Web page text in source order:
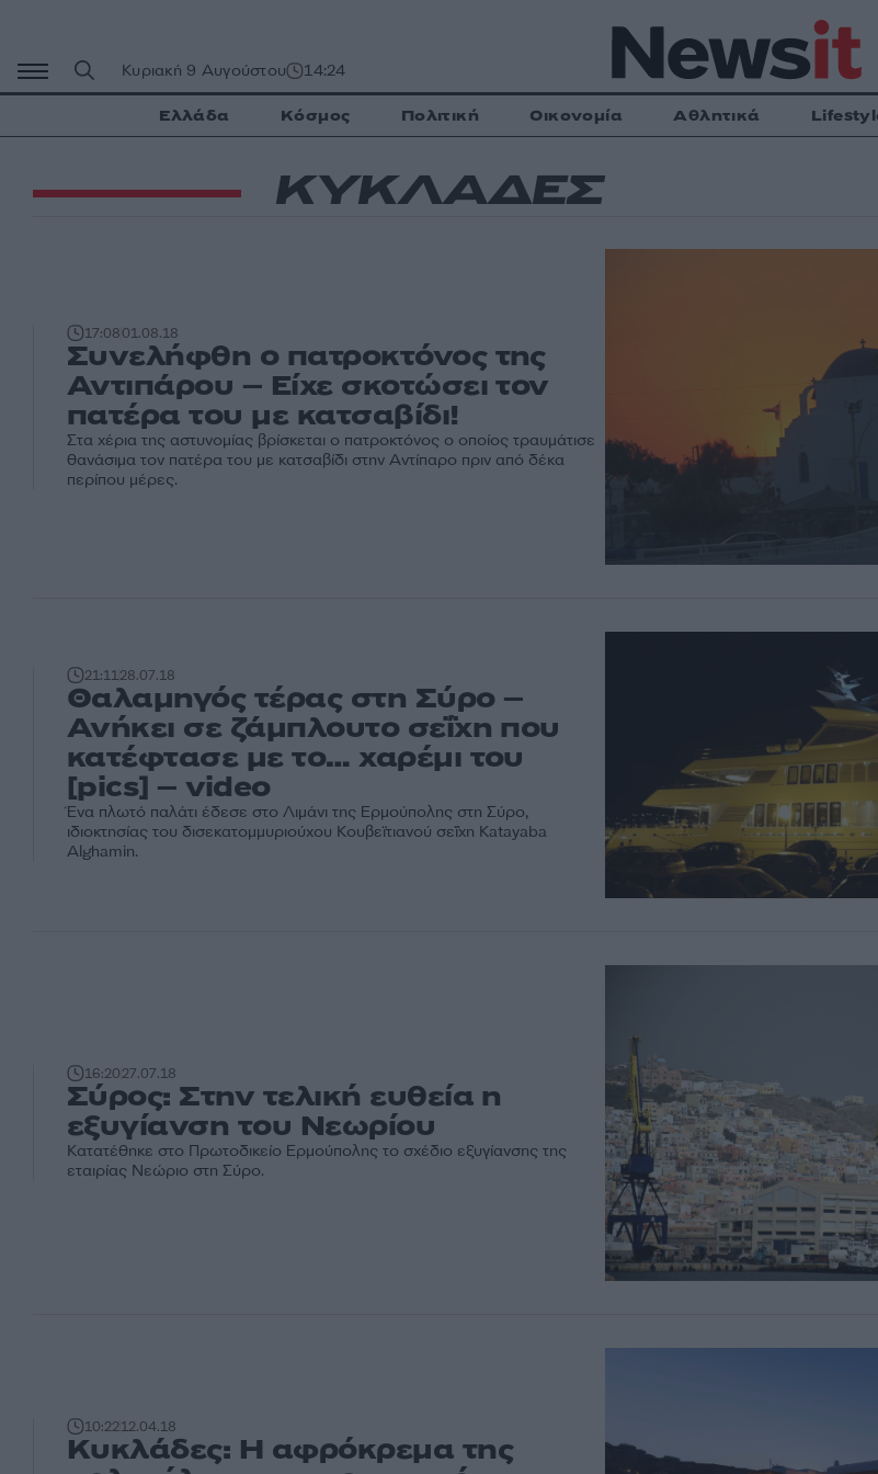
περιεχόμενο
Κυριακή 9 Αυγούστου 14:24
Ελλάδα Κόσμος Πολιτική Οικονομία Αθλητικά
ΚΥΚΛΑΔΕΣ
17:0801.08.18
Συνελήφθη ο πατροκτόνος της
Αντιπάρου – Είχε σκοτώσει τον
πατέρα του με κατσαβίδι!
Στα χέρια της αστυνομίας βρίσκεται ο πατροκτόνος ο οποίος τραυμάτισε
θανάσιμα τον πατέρα του με κατσαβίδι στην Αντίπαρο πριν από δέκα
περίπου μέρες.
21:1128.07.18
Θαλαμηγός τέρας στη Σύρο –
Ανήκει σε ζάμπλουτο σεΐχη που
κατέφτασε με το… χαρέμι του
[pics] – video
Ένα πλωτό παλάτι έδεσε στο Λιμάνι της Ερμούπολης στη Σύρο,
ιδιοκτησίας του δισεκατομμυριούχου Κουβεϊτιανού σεΐχη Katayaba
Alghamin.
16:2027.07.18
Σύρος: Στην τελική ευθεία η
εξυγίανση του Νεωρίου
Κατατέθηκε στο Πρωτοδικείο Ερμούπολης το σχέδιο εξυγίανσης της
εταιρίας Νεώριο στη Σύρο.
10:2212.04.18
Κυκλάδες: Η αφρόκρεμα της